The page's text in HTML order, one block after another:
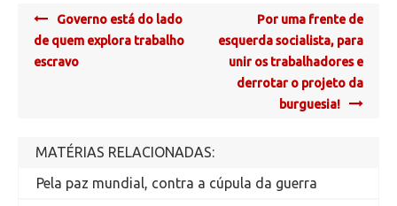
Post
navigation
Governo está do lado
de quem explora trabalho
escravo
Por uma frente de
esquerda socialista, para
unir os trabalhadores e
derrotar o projeto da
burguesia!
MATÉRIAS RELACIONADAS:
Pela paz mundial, contra a cúpula da guerra